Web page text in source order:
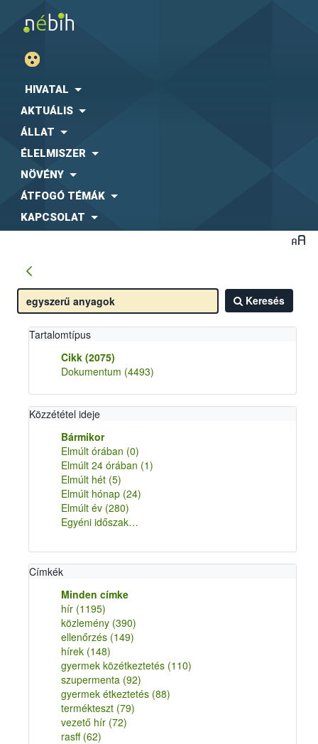
HIVATAL
AKTUÁLIS
ÁLLAT
ÉLELMISZER
NÖVÉNY
ÁTFOGÓ TÉMÁK
KAPCSOLAT
Keresés
Tartalomtípus
Cikk (2075)
Dokumentum (4493)
Közzététel ideje
Bármikor
Elmúlt órában (0)
Elmúlt 24 órában (1)
Elmúlt hét (5)
Elmúlt hónap (24)
Elmúlt év (280)
Egyéni időszak…
Címkék
Minden címke
hír (1195)
közlemény (390)
ellenőrzés (149)
hírek (148)
gyermek közétkeztetés (110)
szupermenta (92)
gyermek étkeztetés (88)
termékteszt (79)
vezető hír (72)
rasff (62)